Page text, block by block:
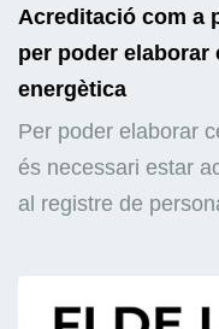
Acreditació com a
per poder elaborar
energètica
Per poder elaborar
és necessari estar
al registre de